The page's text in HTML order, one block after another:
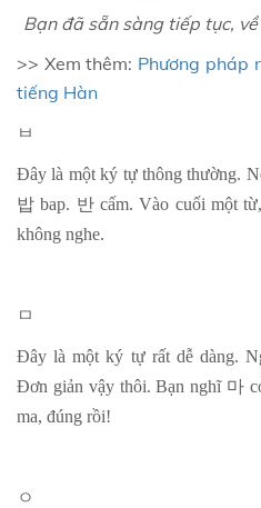
Bạn đã sẵn sàng tiếp tục,
>> Xem thêm: Phương pháp
tiếng Hàn
ㅂ
Đây là một ký tự thông thường.
밥 bap. 반cấm. Vào cuối một
không nghe.
ㅁ
Đây là một ký tự rất dễ dàng.
Đơn giản vậy thôi. Bạn nghĩ 마
ma, đúng rồi!
ㅇ